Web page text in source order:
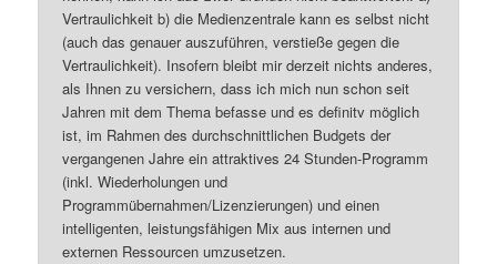
Vertraulichkeit b) die Medienzentrale kann es selbst nicht
(auch das genauer auszuführen, verstieße gegen die
Vertraulichkeit). Insofern bleibt mir derzeit nichts anderes,
als Ihnen zu versichern, dass ich mich nun schon seit
Jahren mit dem Thema befasse und es definitv möglich
ist, im Rahmen des durchschnittlichen Budgets der
vergangenen Jahre ein attraktives 24 Stunden-Programm
(inkl. Wiederholungen und
Programmübernahmen/Lizenzierungen) und einen
intelligenten, leistungsfähigen Mix aus internen und
externen Ressourcen umzusetzen.